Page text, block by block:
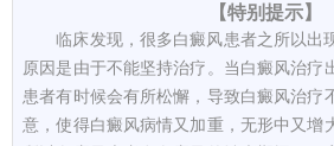
【特别提示】
临床发现，很多白癜风患者之所以出
原因是由于不能坚持治疗。当白癜风治疗
患者有时候会有所松懈，导致白癜风治疗
意，使得白癜风病情又加重，无形中又增